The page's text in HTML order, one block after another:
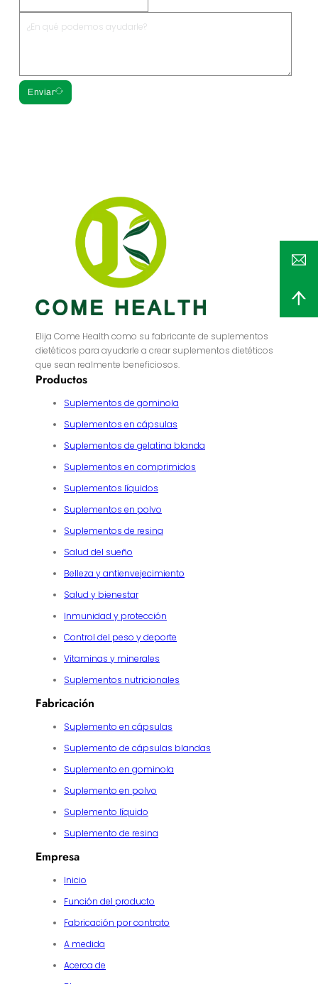
Enviar
Elija Come Health como su fabricante de suplementos
dietéticos para ayudarle a crear suplementos dietéticos
que sean realmente beneficiosos.
Productos
Suplementos de gominola
Suplementos en cápsulas
Suplementos de gelatina blanda
Suplementos en comprimidos
Suplementos líquidos
Suplementos en polvo
Suplementos de resina
Salud del sueño
Belleza y antienvejecimiento
Salud y bienestar
Inmunidad y protección
Control del peso y deporte
Vitaminas y minerales
Suplementos nutricionales
Fabricación
Suplemento en cápsulas
Suplemento de cápsulas blandas
Suplemento en gominola
Suplemento en polvo
Suplemento líquido
Suplemento de resina
Empresa
Inicio
Función del producto
Fabricación por contrato
A medida
Acerca de